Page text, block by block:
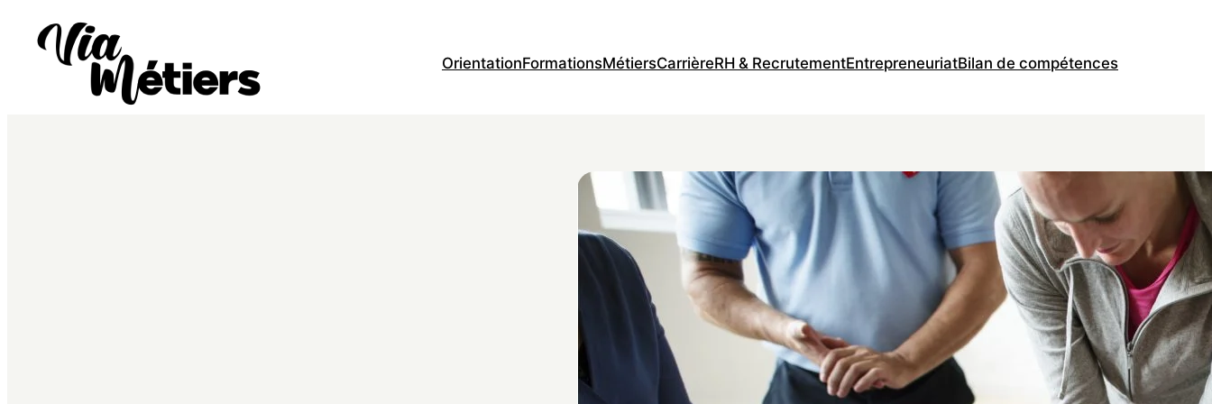
OrientationFormationsMétiersCarrièreRH & RecrutementEntrepreneuriatBilan de compétences